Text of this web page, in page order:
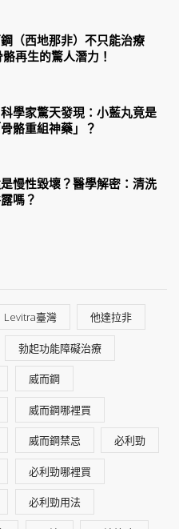
（西地那非）不只能治療
再生的驚人潛力！
學家驚天發現：小藍丸竟是
骼重組神藥」？
慢性毀壞？醫學解密：清洗
嗎？
Levitra臺灣 他達拉非
勃起功能障礙治療
威而鋼
威而鋼哪裡買
威而鋼禁忌 必利勁
必利勁哪裡買
必利勁用法